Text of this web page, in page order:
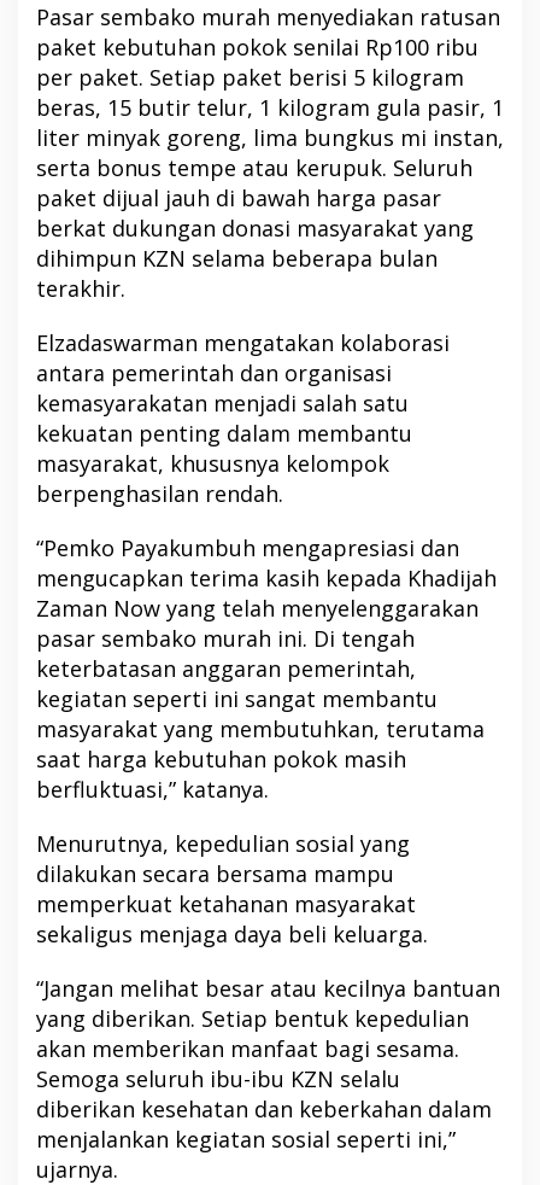
Pasar sembako murah menyediakan ratusan
paket kebutuhan pokok senilai Rp100 ribu
per paket. Setiap paket berisi 5 kilogram
beras, 15 butir telur, 1 kilogram gula pasir, 1
liter minyak goreng, lima bungkus mi instan,
serta bonus tempe atau kerupuk. Seluruh
paket dijual jauh di bawah harga pasar
berkat dukungan donasi masyarakat yang
dihimpun KZN selama beberapa bulan
terakhir.
Elzadaswarman mengatakan kolaborasi
antara pemerintah dan organisasi
kemasyarakatan menjadi salah satu
kekuatan penting dalam membantu
masyarakat, khususnya kelompok
berpenghasilan rendah.
“Pemko Payakumbuh mengapresiasi dan
mengucapkan terima kasih kepada Khadijah
Zaman Now yang telah menyelenggarakan
pasar sembako murah ini. Di tengah
keterbatasan anggaran pemerintah,
kegiatan seperti ini sangat membantu
masyarakat yang membutuhkan, terutama
saat harga kebutuhan pokok masih
berfluktuasi,” katanya.
Menurutnya, kepedulian sosial yang
dilakukan secara bersama mampu
memperkuat ketahanan masyarakat
sekaligus menjaga daya beli keluarga.
“Jangan melihat besar atau kecilnya bantuan
yang diberikan. Setiap bentuk kepedulian
akan memberikan manfaat bagi sesama.
Semoga seluruh ibu-ibu KZN selalu
diberikan kesehatan dan keberkahan dalam
menjalankan kegiatan sosial seperti ini,”
ujarnya.